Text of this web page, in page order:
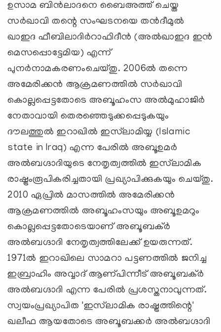
ഉസാമ ബിന്‍ലാദനെ ബൈഅത്ത് ചെയ്ത
സര്‍ഖാവി തന്റെ സംഘടനയെ തന്‍ദീമുല്‍
ഖാഇദ ഫീബിലാദിര്‍റാഫിദീന്‍ (അല്‍ഖാഇദ ഇന്‍
മെസപ്പൊട്ടേമിയ) എന്ന്
പുനര്‍നാമകരണംചെയ്തു. 2006ല്‍ തന്നെ
അമേരിക്കന്‍ ആക്രമണത്തില്‍ സര്‍ഖാവി
കൊല്ലപ്പെട്ടതോടെ അബൂഹംസ അല്‍മുഹാജിര്‍
നേതാവായി തെരഞ്ഞെടുക്കപ്പെടുകയും
ദൗലത്തുല്‍ ഇറാഖില്‍ ഇസ്‌ലാമിയ്യ (Islamic
state in Iraq) എന്ന പേരില്‍ അബൂഉമര്‍
അല്‍ബഗ്ദാദിയുടെ നേതൃത്വത്തില്‍ ഇസ്‌ലാമിക
രാഷ്ട്രംരൂപികരിച്ചതായി പ്രഖ്യാപിക്കുകയും ചെയ്തു.
2010 ഏപ്രില്‍ മാസത്തില്‍ അമേരിക്കന്‍
ആക്രമണത്തില്‍ അബൂഹംസയും അബൂഉമറും
കൊല്ലപ്പെട്ടതോടെയാണ് അബൂബക്ര്‍
അല്‍ബഗ്ദാദി നേതൃത്വത്തിലേക്ക് ഉയരുന്നത്.
1971ല്‍ ഇറാഖിലെ സാമറാ പട്ടണത്തില്‍ ജനിച്ച
ഇബ്രാഹിം അവ്വാദ് ആണ്പിന്നീട് അബൂബക്ര്‍
അല്‍ബഗ്ദാദി എന്ന പേരില്‍ പ്രശസ്തനാവുന്നത്.
സ്വയംപ്രഖ്യാപിത 'ഇസ്‌ലാമിക രാഷ്ട്രത്തിന്റെ'
ഖലീഫ ആയതോടെ അബൂബക്കര്‍ അല്‍ബഗ്ദാദി